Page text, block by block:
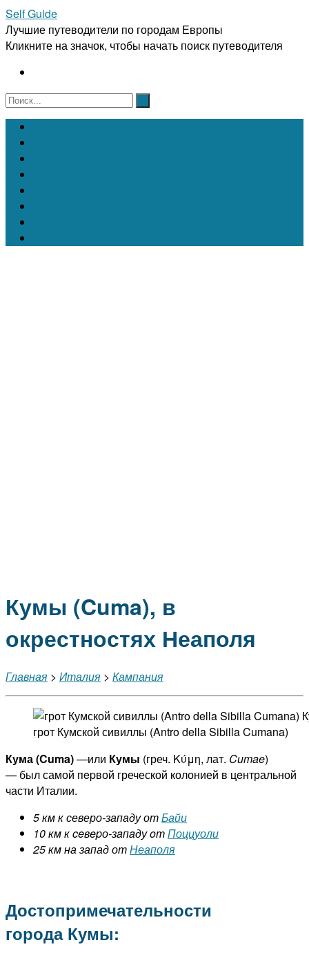
Self Guide
Лучшие путеводители по городам Европы
Кликните на значок, чтобы начать поиск путеводителя
Кумы (Cuma), в
окрестностях Неаполя
Главная > Италия > Кампания
грот Кумской сивиллы (Antro della Sibilla Cumana)
Кума (Cuma)—или Кумы (греч. Κύμη, лат. Cumae)
— был самой пepвой греческой колонией в цeнтральной
части Италии.
5 км к северо-западу отБайи
10 км к ceвepо-зaпaду oтПоццуоли
25 км на запад отНеаполя
Достопримечательности
города Кумы: